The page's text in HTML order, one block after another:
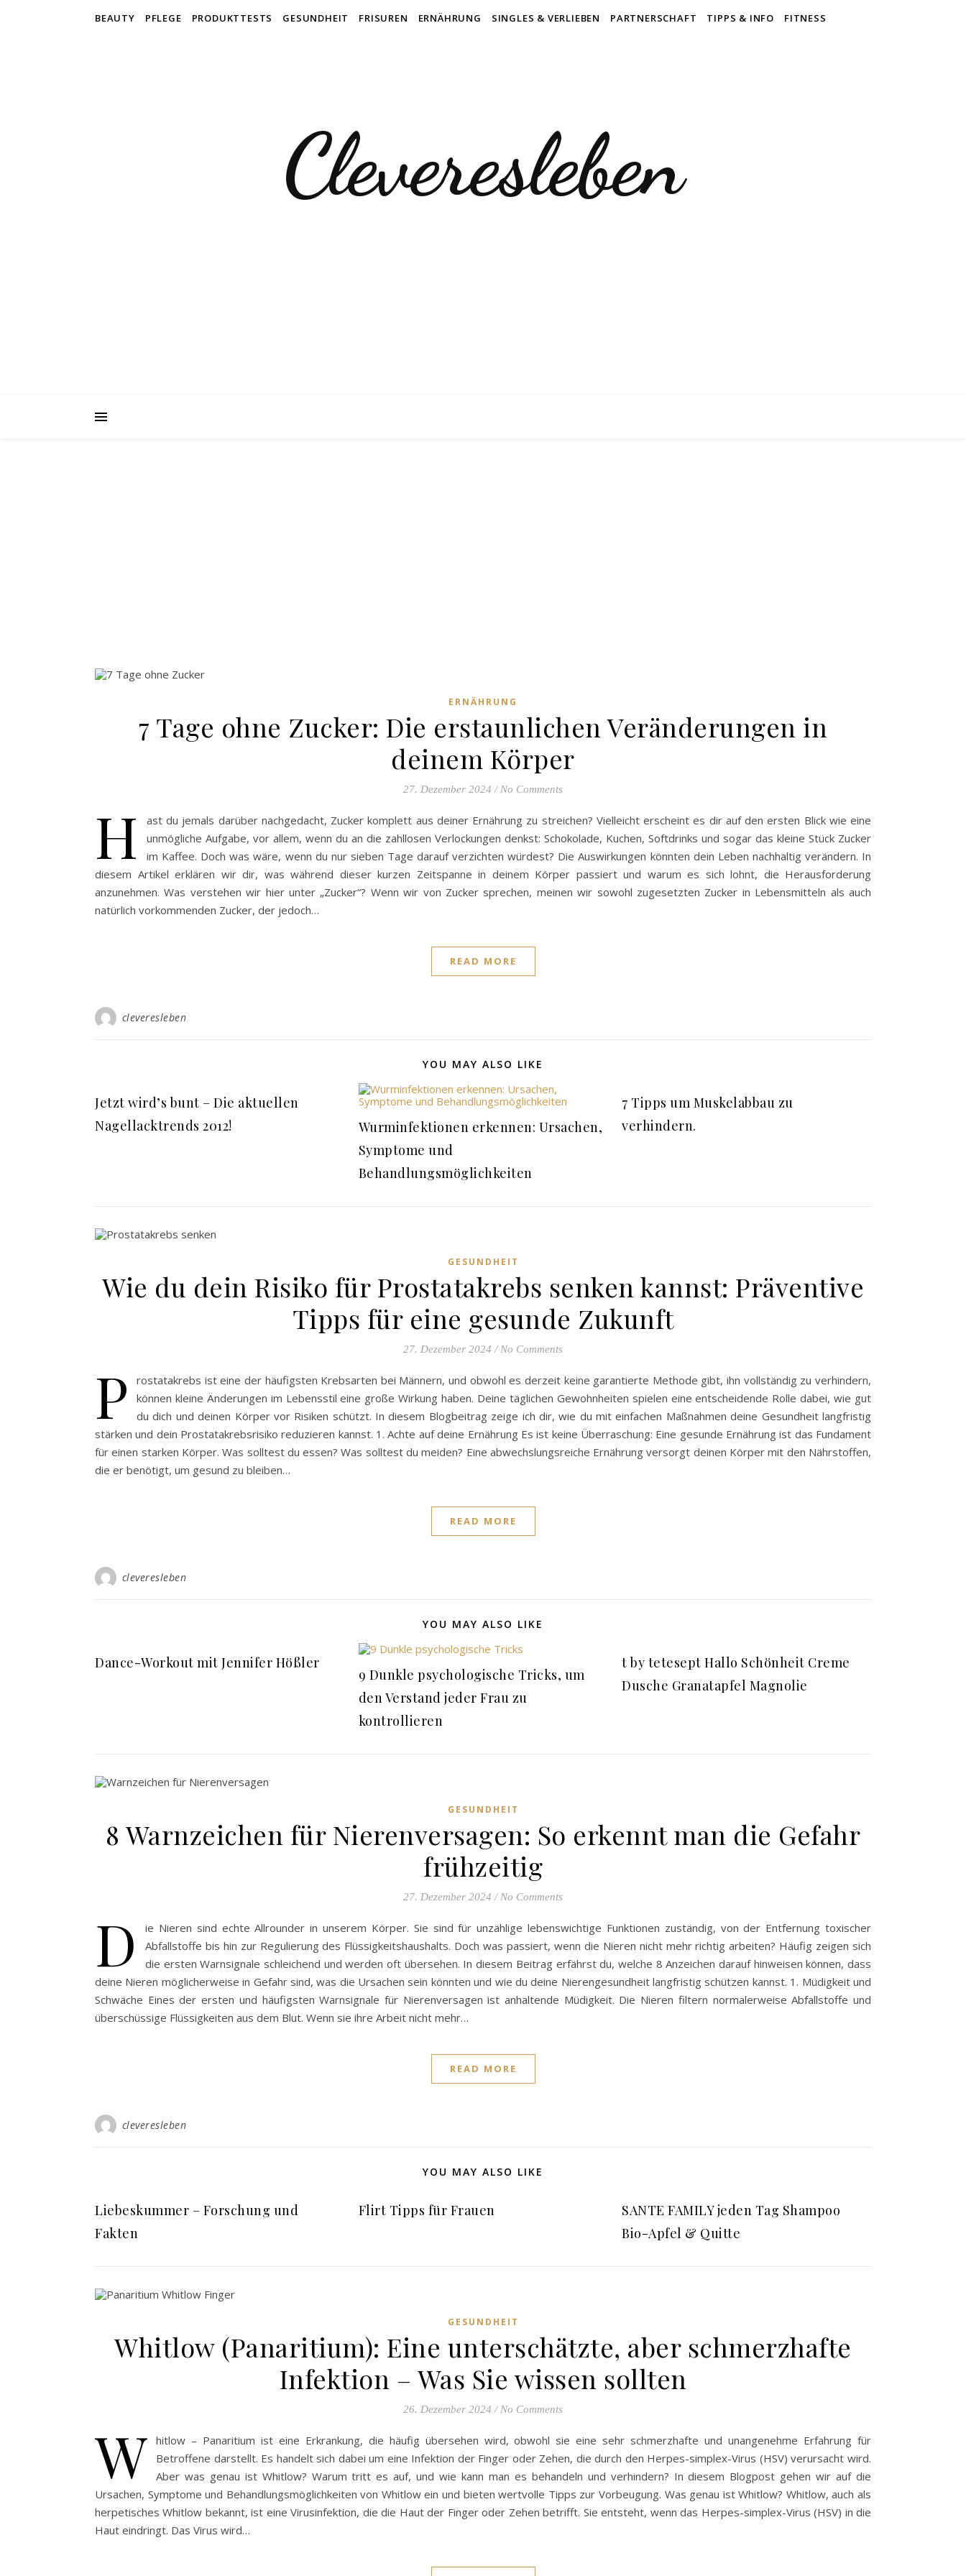
BEAUTY PFLEGE PRODUKTTESTS GESUNDHEIT FRISUREN ERNÄHRUNG SINGLES & VERLIEBEN PARTNERSCHAFT TIPPS & INFO FITNESS
Cleveresleben
ERNÄHRUNG
7 Tage ohne Zucker: Die erstaunlichen Veränderungen in
deinem Körper
27. Dezember 2024 / No Comments
H
ast du jemals darüber nachgedacht, Zucker komplett aus deiner Ernährung zu streichen? Vielleicht erscheint es dir auf den ersten Blick wie eine
unmögliche Aufgabe, vor allem, wenn du an die zahllosen Verlockungen denkst: Schokolade, Kuchen, Softdrinks und sogar das kleine Stück Zucker
im Kaffee. Doch was wäre, wenn du nur sieben Tage darauf verzichten würdest? Die Auswirkungen könnten dein Leben nachhaltig verändern. In
diesem Artikel erklären wir dir, was während dieser kurzen Zeitspanne in deinem Körper passiert und warum es sich lohnt, die Herausforderung
anzunehmen. Was verstehen wir hier unter „Zucker“? Wenn wir von Zucker sprechen, meinen wir sowohl zugesetzten Zucker in Lebensmitteln als auch
natürlich vorkommenden Zucker, der jedoch…
READ MORE
cleveresleben
YOU MAY ALSO LIKE
Jetzt wird’s bunt – Die aktuellen
Nagellacktrends 2012!
Wurminfektionen erkennen: Ursachen,
Symptome und
Behandlungsmöglichkeiten
7 Tipps um Muskelabbau zu
verhindern.
GESUNDHEIT
Wie du dein Risiko für Prostatakrebs senken kannst: Präventive
Tipps für eine gesunde Zukunft
27. Dezember 2024 / No Comments
P
rostatakrebs ist eine der häufigsten Krebsarten bei Männern, und obwohl es derzeit keine garantierte Methode gibt, ihn vollständig zu verhindern,
können kleine Änderungen im Lebensstil eine große Wirkung haben. Deine täglichen Gewohnheiten spielen eine entscheidende Rolle dabei, wie gut
du dich und deinen Körper vor Risiken schützt. In diesem Blogbeitrag zeige ich dir, wie du mit einfachen Maßnahmen deine Gesundheit langfristig
stärken und dein Prostatakrebsrisiko reduzieren kannst. 1. Achte auf deine Ernährung Es ist keine Überraschung: Eine gesunde Ernährung ist das Fundament
für einen starken Körper. Was solltest du essen? Was solltest du meiden? Eine abwechslungsreiche Ernährung versorgt deinen Körper mit den Nährstoffen,
die er benötigt, um gesund zu bleiben…
READ MORE
cleveresleben
YOU MAY ALSO LIKE
Dance-Workout mit Jennifer Hößler
9 Dunkle psychologische Tricks, um
den Verstand jeder Frau zu
kontrollieren
t by tetesept Hallo Schönheit Creme
Dusche Granatapfel Magnolie
GESUNDHEIT
8 Warnzeichen für Nierenversagen: So erkennt man die Gefahr
frühzeitig
27. Dezember 2024 / No Comments
D
ie Nieren sind echte Allrounder in unserem Körper. Sie sind für unzählige lebenswichtige Funktionen zuständig, von der Entfernung toxischer
Abfallstoffe bis hin zur Regulierung des Flüssigkeitshaushalts. Doch was passiert, wenn die Nieren nicht mehr richtig arbeiten? Häufig zeigen sich
die ersten Warnsignale schleichend und werden oft übersehen. In diesem Beitrag erfährst du, welche 8 Anzeichen darauf hinweisen können, dass
deine Nieren möglicherweise in Gefahr sind, was die Ursachen sein könnten und wie du deine Nierengesundheit langfristig schützen kannst. 1. Müdigkeit und
Schwäche Eines der ersten und häufigsten Warnsignale für Nierenversagen ist anhaltende Müdigkeit. Die Nieren filtern normalerweise Abfallstoffe und
überschüssige Flüssigkeiten aus dem Blut. Wenn sie ihre Arbeit nicht mehr…
READ MORE
cleveresleben
YOU MAY ALSO LIKE
Liebeskummer – Forschung und
Fakten
Flirt Tipps für Frauen
SANTE FAMILY jeden Tag Shampoo
Bio-Apfel & Quitte
GESUNDHEIT
Whitlow (Panaritium): Eine unterschätzte, aber schmerzhafte
Infektion – Was Sie wissen sollten
26. Dezember 2024 / No Comments
W hitlow – Panaritium ist eine Erkrankung, die häufig übersehen wird, obwohl sie eine sehr schmerzhafte und unangenehme Erfahrung für
Betroffene darstellt. Es handelt sich dabei um eine Infektion der Finger oder Zehen, die durch den Herpes-simplex-Virus (HSV) verursacht wird.
Aber was genau ist Whitlow? Warum tritt es auf, und wie kann man es behandeln und verhindern? In diesem Blogpost gehen wir auf die
Ursachen, Symptome und Behandlungsmöglichkeiten von Whitlow ein und bieten wertvolle Tipps zur Vorbeugung. Was genau ist Whitlow? Whitlow, auch als
herpetisches Whitlow bekannt, ist eine Virusinfektion, die die Haut der Finger oder Zehen betrifft. Sie entsteht, wenn das Herpes-simplex-Virus (HSV) in die
Haut eindringt. Das Virus wird…